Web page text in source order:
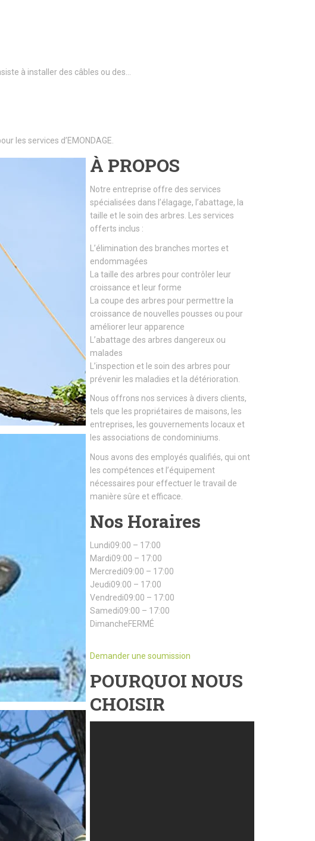
à installer des câbles ou des…
les services d’EMONDAGE.
À PROPOS
Notre entreprise offre des services
spécialisées dans l’élagage, l’abattage, la
taille et le soin des arbres. Les services
offerts inclus :
L’élimination des branches mortes et
endommagées
La taille des arbres pour contrôler leur
croissance et leur forme
La coupe des arbres pour permettre la
croissance de nouvelles pousses ou pour
améliorer leur apparence
L’abattage des arbres dangereux ou
malades
L’inspection et le soin des arbres pour
prévenir les maladies et la détérioration.
Nous offrons nos services à divers clients,
tels que les propriétaires de maisons, les
entreprises, les gouvernements locaux et
les associations de condominiums.
Nous avons des employés qualifiés, qui ont
les compétences et l’équipement
nécessaires pour effectuer le travail de
manière sûre et efficace.
Nos Horaires
Lundi09:00 – 17:00
Mardi09:00 – 17:00
Mercredi09:00 – 17:00
Jeudi09:00 – 17:00
Vendredi09:00 – 17:00
Samedi09:00 – 17:00
DimancheFERMÉ
Demander une soumission
POURQUOI NOUS
CHOISIR